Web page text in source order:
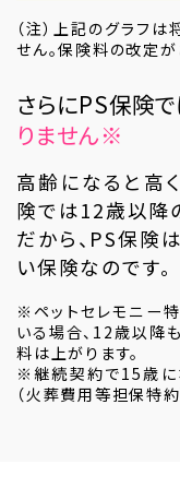
（注）上記のグラフ
せん。保険料の改定
さらにPS保険
りません※
高齢になると高
険では12歳以降
だから、PS保険
い保険なのです。
※ペットセレモニー
いる場合、12歳以降
料は上がります。
※継続契約で15歳に
（火葬費用等担保特約